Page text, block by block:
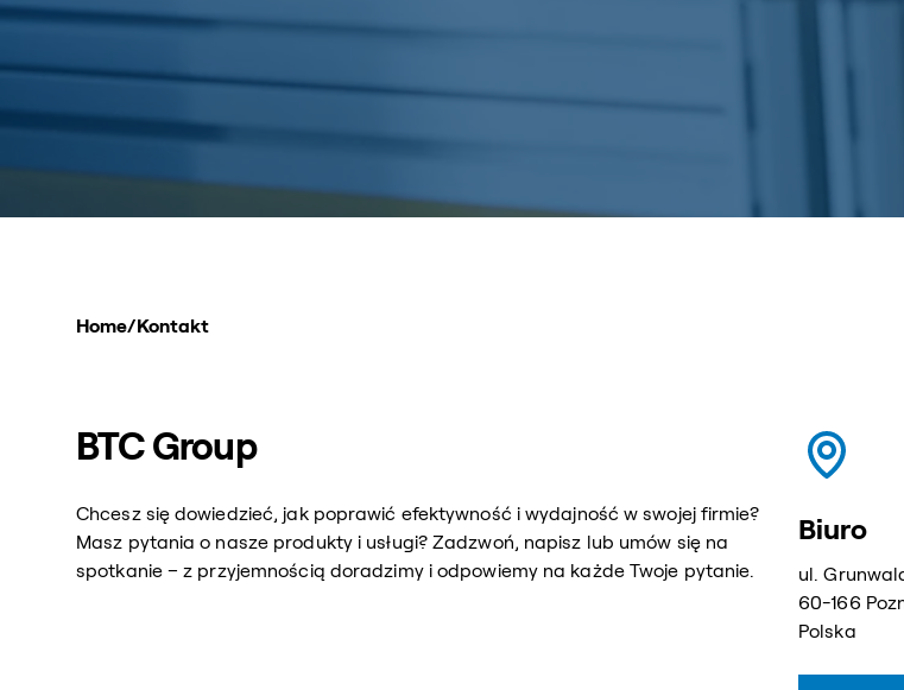
Home/Kontakt
BTC Group
Chcesz się dowiedzieć, jak poprawić efektywność i wydajność w swojej firmie?
Masz pytania o nasze produkty i usługi? Zadzwoń, napisz lub umów się na
spotkanie – z przyjemnością doradzimy i odpowiemy na każde Twoje pytanie.
Biuro
ul.
60-166
Polska